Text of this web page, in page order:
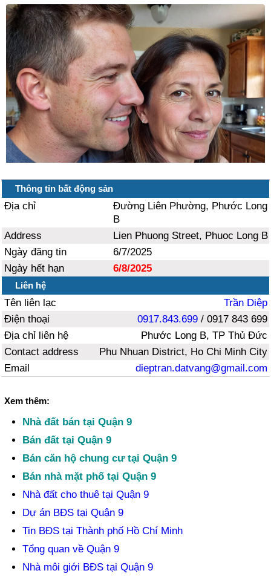
Thông tin bất động sản
Địa chỉ
Đường Liên Phường, Phước Long
B
Address
Lien Phuong Street, Phuoc Long B
Ngày đăng tin
6/7/2025
Ngày hết hạn
6/8/2025
Liên hệ
Tên liên lạc
Trần Diệp
Điện thoại
0917.843.699/ 0917 843 699
Địa chỉ liên hệ
Phước Long B, TP Thủ Đức
Contact address
Phu Nhuan District, Ho Chi Minh City
Email
dieptran.datvang@gmail.com
Xem thêm:
Nhà đất bán tại Quận 9
Bán đất tại Quận 9
Bán căn hộ chung cư tại Quận 9
Bán nhà mặt phố tại Quận 9
Nhà đất cho thuê tại Quận 9
Dự án BĐS tại Quận 9
Tin BĐS tại Thành phố Hồ Chí Minh
Tổng quan về Quận 9
Nhà môi giới BĐS tại Quận 9